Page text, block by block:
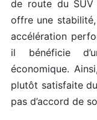
de route du
offre une
accélération
il bénéficie
économique.
plutôt satisfaite
pas d’accord de